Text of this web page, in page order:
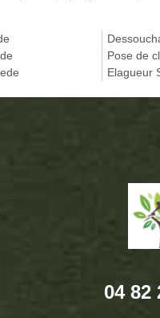
Pose de
Elagueur
04 82